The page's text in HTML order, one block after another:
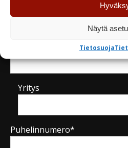
Näytä
Tietosuoja
Kysy tuotteesta /
Yritys
Puhelinnumero*